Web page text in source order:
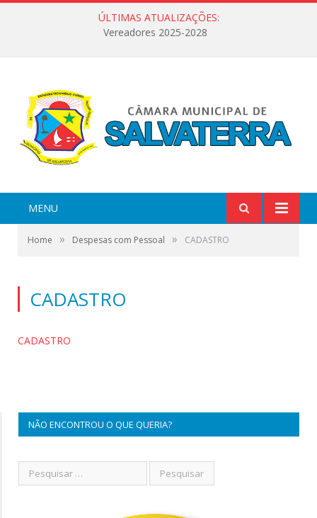
ÚLTIMAS ATUALIZAÇÕES:
Vereadores 2025-2028
MENU
Home » Despesas com Pessoal » CADASTRO
CADASTRO
CADASTRO
NÃO ENCONTROU O QUE QUERIA?